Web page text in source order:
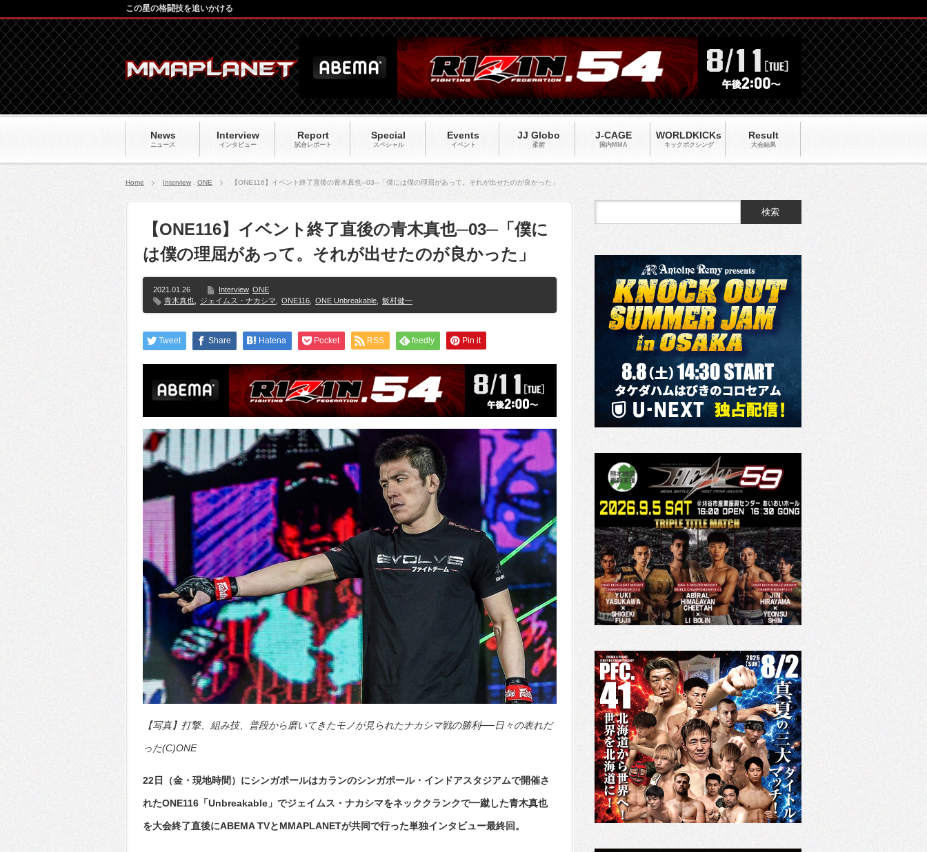
News
ニュース
Interview
インタビュー
Report
試合レポート
Special
スペシャル
Events
イベント
JJ Globo
柔術
J-CAGE
国内MMA
WORLDKICKs
キックポクシング
Result
大会結果
この星の格闘技を追いかける
Home Interview ONE 【ONE116】イベント終了直後の青木真也─03─「僕には僕の理屈があって。それが出せたのが良かった」
【ONE116】イベント終了直後の青木真也─03─「僕に
は僕の理屈があって。それが出せたのが良かった」
2021.01.26 Interview ONE
青木真也
ジェイムス・ナカシマ ONE116 ONE Unbreakable 飯村健一
Tweet Share Hatena Pocket RSS feedly Pin it
【写真】打撃、組み技、普段から磨いてきたモノが見られたナカシマ戦の勝利──日々の表れだ
った(C)ONE
22日（金・現地時間）にシンガポールはカランのシンガポール・インドアスタジアムで開催さ
れたONE116「Unbreakable」でジェイムス・ナカシマをネッククランクで一蹴した青木真也
を大会終了直後にABEMA TVとMMAPLANETが共同で行った単独インタビュー最終回。